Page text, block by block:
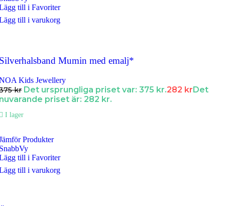
till i Favoriter
till i varukorg
Mumin med emalj*
Kids Jewellery
kr Det ursprungliga priset var: 375 kr.282 krDet
priset är: 282 kr.
I lager
Produkter
till i Favoriter
till i varukorg